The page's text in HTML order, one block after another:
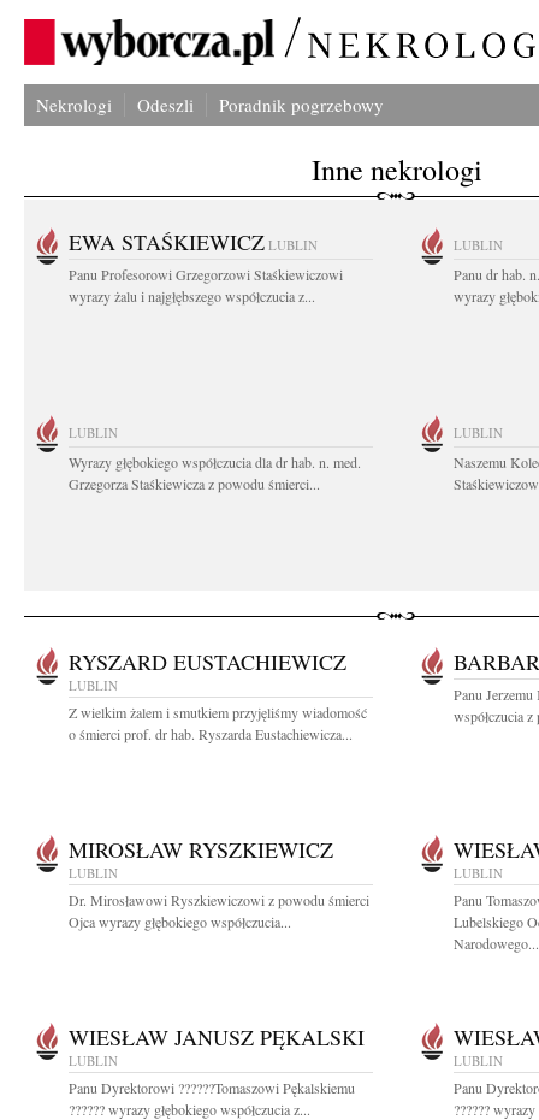
Nekrologi Odeszli Poradnik pogrzebowy
Inne nekrologi
EWA STAŚKIEWICZ LUBLIN
Panu Profesorowi Grzegorzowi Staśkiewiczowi
wyrazy żalu i najgłębszego współczucia z...
LUBLIN
Panu dr hab.
wyrazy
LUBLIN
Wyrazy głębokiego współczucia dla dr hab. n. med.
Grzegorza Staśkiewicza z powodu śmierci...
LUBLIN
Naszemu
RYSZARD EUSTACHIEWICZ
LUBLIN
Z wielkim żalem i smutkiem przyjęliśmy wiadomość
o śmierci prof. dr hab. Ryszarda Eustachiewicza...
Panu
współczucia
MIROSŁAW RYSZKIEWICZ
LUBLIN
Dr. Mirosławowi Ryszkiewiczowi z powodu śmierci
Ojca wyrazy głębokiego współczucia...
LUBLIN
Panu
Lubelskiego
Narodowego...
WIESŁAW JANUSZ PĘKALSKI
LUBLIN
Panu Dyrektorowi ??????Tomaszowi Pękalskiemu
?????? wyrazy głębokiego współczucia z...
LUBLIN
Panu
??????